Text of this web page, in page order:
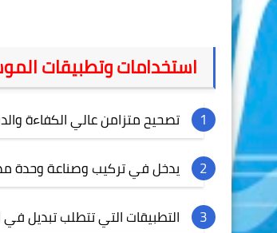
استخدامات وتطبيقات
تصحيح متزامن عالي الكفاءة
يدخل في تركيب وصناعة وحدة
التطبيقات التي تتطلب تبديل